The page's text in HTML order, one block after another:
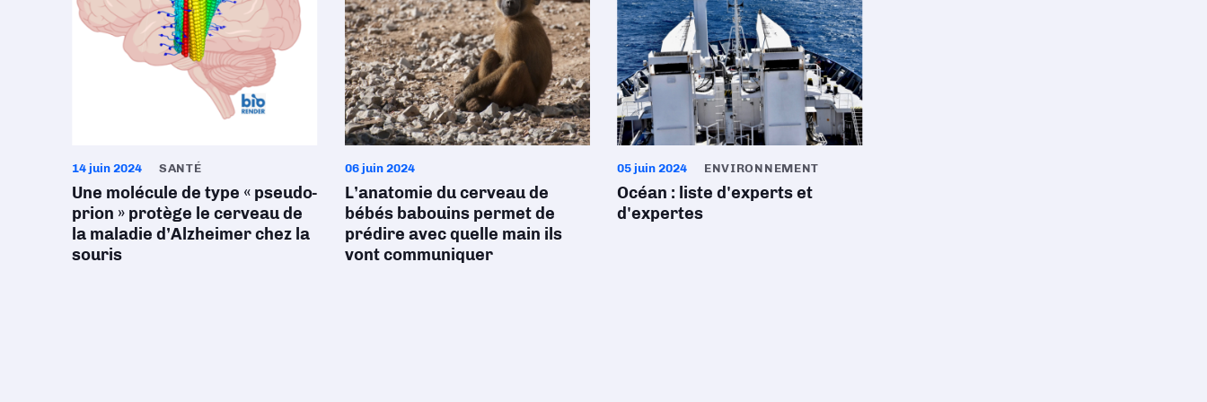
14 juin 2024 SANTÉ
Une molécule de type « pseudo-
prion » protège le cerveau de
la maladie d’Alzheimer chez la
souris
06 juin 2024
L’anatomie du cerveau de
bébés babouins permet de
prédire avec quelle main ils
vont communiquer
05 juin 2024 ENVIRONNEMENT
Océan : liste d'experts et
d'expertes